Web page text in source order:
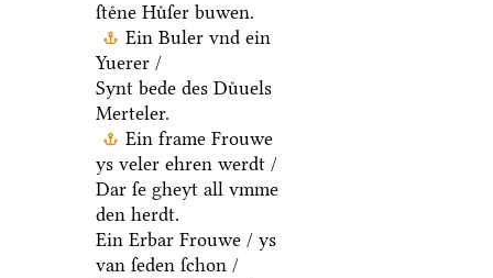
ſteͤne Huͤſer buwen.
Ein Buler vnd ein
Yuerer /
Synt bede des Duͤuels
Merteler.
Ein frame Frouwe
ys veler ehren werdt /
Dar ſe gheyt all vmme
den herdt.
Ein Erbar Frouwe / ys
van ſeden ſchon /